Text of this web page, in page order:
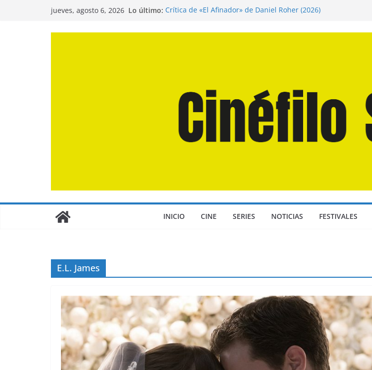
jueves, agosto 6, 2026 Lo último: Crítica de «El Afinador» de Daniel Roher (2026)
INICIO CINE SERIES NOTICIAS FESTIVALES
E.L. James